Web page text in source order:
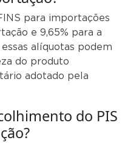
para importações
e 9,65% para a
alíquotas podem
do produto
adotado pela
do PIS